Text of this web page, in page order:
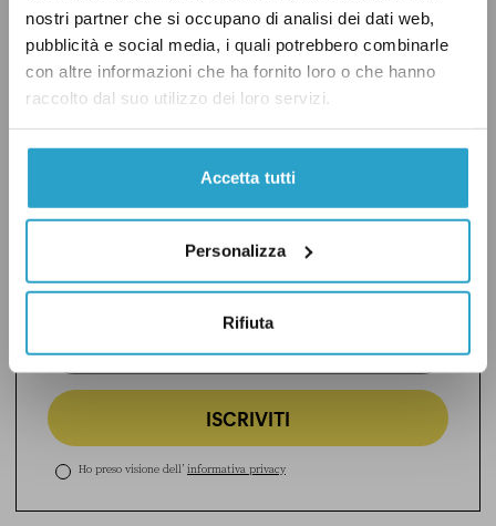
nostri partner che si occupano di analisi dei dati web,
pubblicità e social media, i quali potrebbero combinarle
con altre informazioni che ha fornito loro o che hanno
raccolto dal suo utilizzo dei loro servizi.
Accetta tutti
Personalizza
Rifiuta
Conti in tasca
politica attraverso le lenti degli economisti.
Leggi qui un esempio.
ISCRIVITI
Ho preso visione dell’ informativa privacy